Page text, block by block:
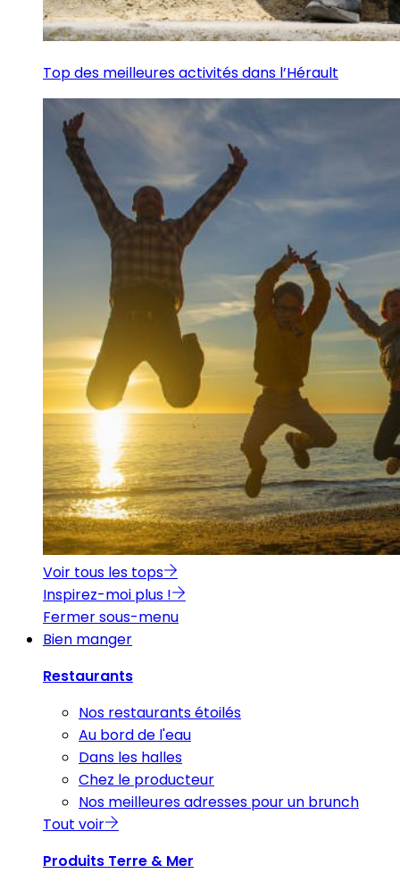
Top des meilleures activités dans l’Hérault
Voir tous les tops
Inspirez-moi plus !
Fermer sous-menu
Bien manger
Restaurants
Nos restaurants étoilés
Au bord de l'eau
Dans les halles
Chez le producteur
Nos meilleures adresses pour un brunch
Tout voir
Produits Terre & Mer